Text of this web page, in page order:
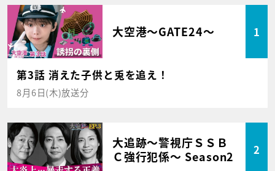
大空港～GATE24～ 1
第3話 消えた子供と兎を追え！
8月6日(木)放送分
大追跡～警視庁ＳＳＢ
Ｃ強行犯係～ Season2
2